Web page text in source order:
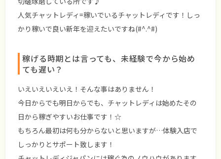
人気チャットレディ=稼いでいるチャットレディです！しっ
かり稼いで良い新年を迎えたいですね(#^.^#)
稼げる時期とは言っても、未経験で今から始め
ても遅い？
いえいえいえいえ！そんな事はありません！
今日からでも明日からでも、チャットレディは始めたその
日から稼ぎやすいお仕事です！☆
もちろん最初は何も分からないと思いますが…体験入店で
しっかりとサポート致します！